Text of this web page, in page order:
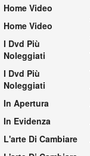
Home Video
Home Video
I Dvd Più
Noleggiati
I Dvd Più
Noleggiati
In Apertura
In Evidenza
L'arte Di Cambiare